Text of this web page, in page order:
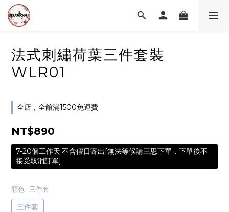
法式刺繡荷葉三件套裝
WLR01
全店，全館滿1500免運費
NT$890
7-20個工作天.不含假日寄出[無法等候請三思下單，下單後不
接受取消訂單]
顏色 : 三件套
三件套